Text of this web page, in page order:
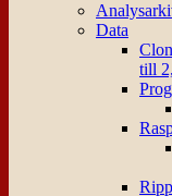
Data
till